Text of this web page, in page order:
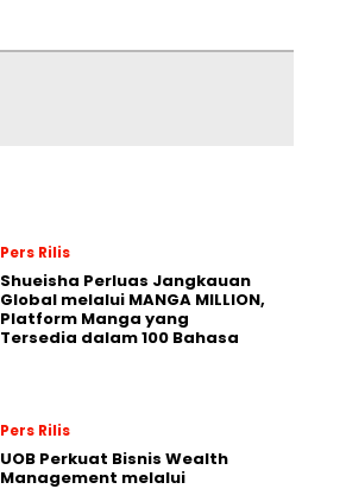
Pers Rilis
Shueisha Perluas Jangkauan
Global melalui MANGA MILLION,
Platform Manga yang
Tersedia dalam 100 Bahasa
Pers Rilis
UOB Perkuat Bisnis Wealth
Management melalui